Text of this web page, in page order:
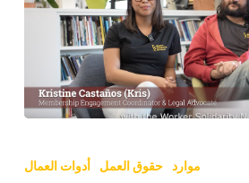
الملك
أدوات العمال حقوق العمل موارد